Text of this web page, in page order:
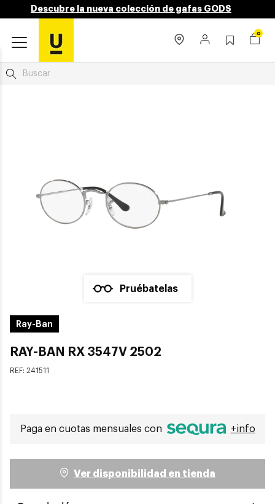
Descubre la nueva colección de gafas GODS
0
Pruébatelas
Ray-Ban
RAY-BAN RX 3547V 2502
REF: 241511
Paga en cuotas mensuales con +info
Ver disponibilidad en tienda